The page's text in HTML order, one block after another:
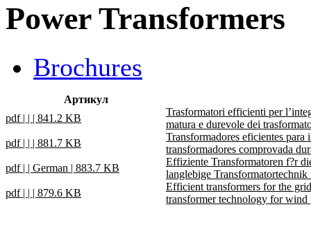
Power Transformers
Brochures
Артикул
pdf | | | 841.2 KB
Trasformatori efficienti per
matura e durevole dei
pdf | | | 881.7 KB
Transformadores eficientes para
transformadores comprovada
pdf | | German | 883.7 KB
Effiziente Transformatoren f?r
langlebige
pdf | | | 879.6 KB
Efficient transformers for the
transformer technology for